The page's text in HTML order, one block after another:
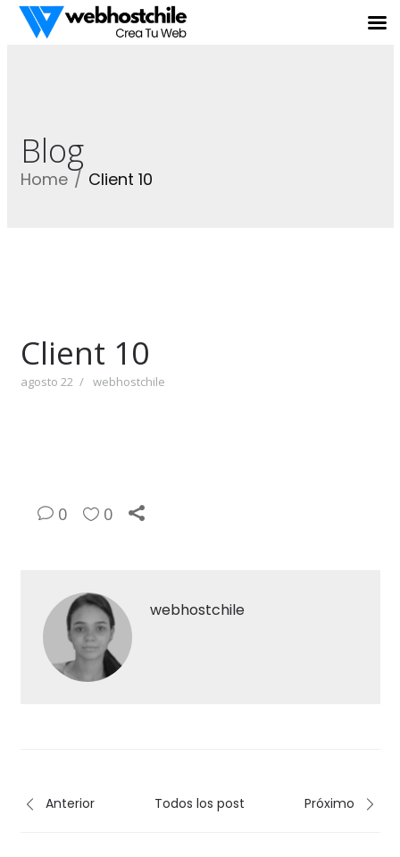
Blog
Home Client 10
Client 10
agosto 22 webhostchile
0 0
webhostchile
Anterior Todos los post Próximo